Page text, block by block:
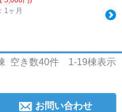
1ヶ月
空き数40件 1-19棟表示
お問い合わせ